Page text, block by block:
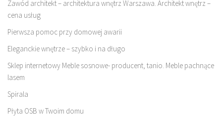
Zawód architekt – architektura wnętrz Warszawa. Architekt wnętrz –
cena usług
Pierwsza pomoc przy domowej awarii
Eleganckie wnętrze – szybko i na długo
Sklep internetowy Meble sosnowe- producent, tanio. Meble pachnące
lasem
Spirala
Płyta OSB w Twoim domu